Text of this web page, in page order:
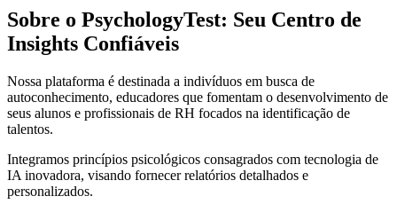
Sobre o PsychologyTest: Seu Centro de
Insights Confiáveis
Nossa plataforma é destinada a indivíduos em busca de
autoconhecimento, educadores que fomentam o desenvolvimento de
seus alunos e profissionais de RH focados na identificação de
talentos.
Integramos princípios psicológicos consagrados com tecnologia de
IA inovadora, visando fornecer relatórios detalhados e
personalizados.